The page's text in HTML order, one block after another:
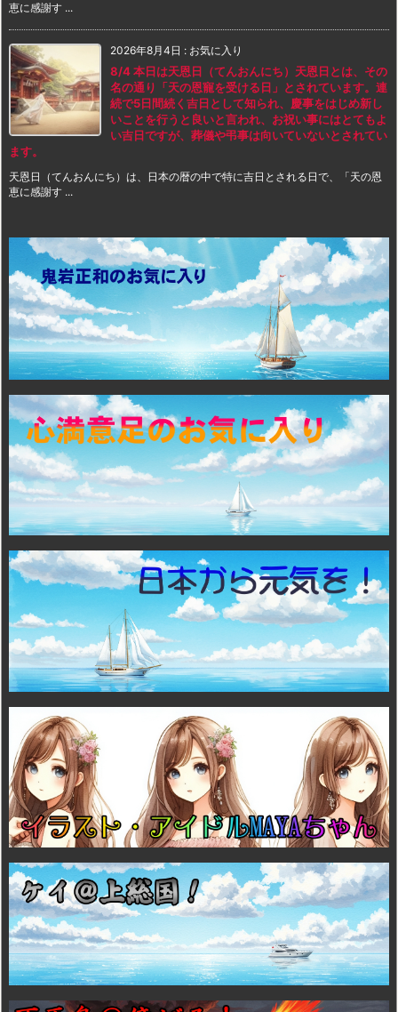
恵に感謝す ...
2026年8月4日 : お気に入り
8/4 本日は天恩日（てんおんにち）天恩日とは、その
名の通り「天の恩寵を受ける日」とされています。連
続で5日間続く吉日として知られ、慶事をはじめ新し
いことを行うと良いと言われ、お祝い事にはとてもよ
い吉日ですが、葬儀や弔事は向いていないとされてい
ます。
天恩日（てんおんにち）は、日本の暦の中で特に吉日とされる日で、「天の恩
恵に感謝す ...